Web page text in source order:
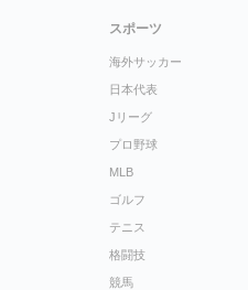
スポーツ
海外サッカー
日本代表
Jリーグ
プロ野球
MLB
ゴルフ
テニス
格闘技
競馬